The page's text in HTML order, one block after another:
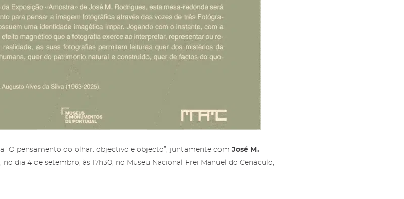
“O pensamento do olhar: objectivo e objecto”, juntamente com José M.
, no dia 4 de setembro, às 17h30, no Museu Nacional Frei Manuel do Cenáculo,
para
os
aqui .
da
e prima
as
Autorizo o envio de emails e